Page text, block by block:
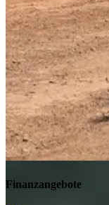
Finanzangebote